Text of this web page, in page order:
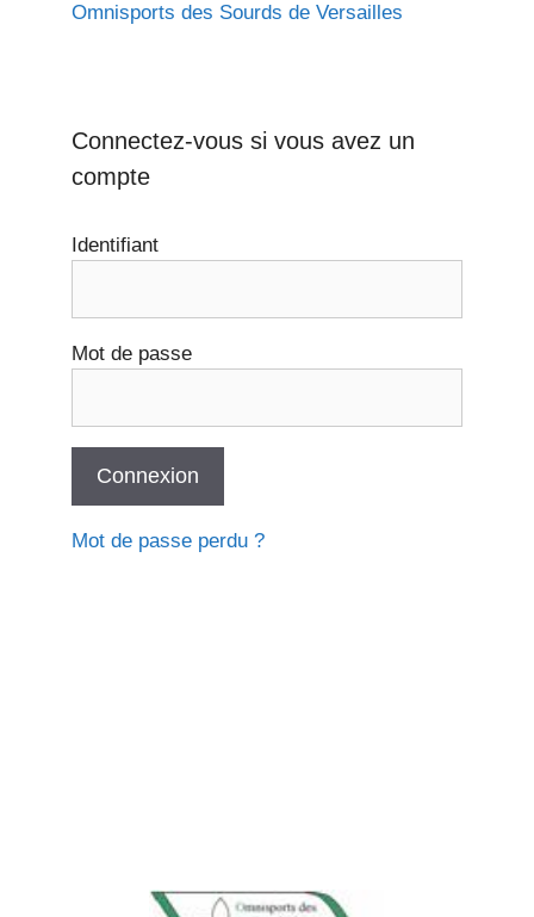
Omnisports des Sourds de Versailles
Connectez-vous si vous avez un
compte
Identifiant
Mot de passe
Mot de passe perdu ?